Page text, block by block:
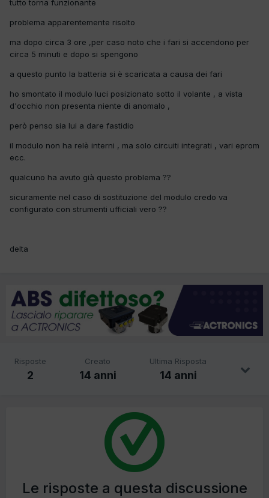
tutto torna funzionante
problema apparentemente risolto
ma dopo circa 3 ore ,per caso noto che i fari si accendono per
circa 5 minuti e dopo si spengono
a questo punto la batteria si è scaricata a causa dei fari
ho smontato il modulo luci posizionato sotto il volante , a vista
d'occhio non presenta niente di anomalo ,
però penso sia lui a dare fastidio
il modulo non ha relè interni , ma solo circuiti integrati , vari eprom
ecc.
qualcuno ha avuto già questo problema ??
sicuramente nel caso di sostituzione del modulo credo va
configurato con strumenti ufficiali vero ??
delta
Risposte
2
Creato
14 anni
Ultima Risposta
14 anni
Le risposte a questa discussione